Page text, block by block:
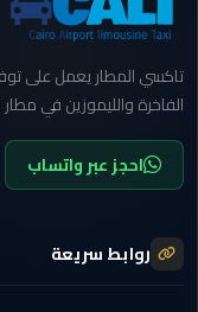
المنصورة
ليموزين
كفر
الشيخ
ليموزين
الكبرى
تاكسي المطار يعمل على
الفاخرة والليموزين في
احجز عبر واتساب
روابط سريعة